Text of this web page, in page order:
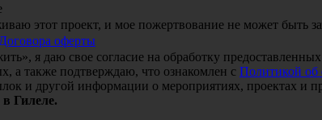
этот проект, и мое пожертвование не может быть
Договора оферты
я даю свое согласие на обработку
а также подтверждаю, что ознакомлен с Политикой об
и другой информации о мероприятиях, проектах и
Гилеле.